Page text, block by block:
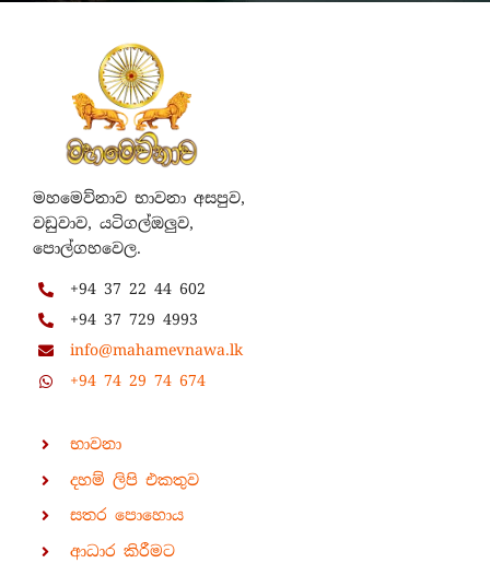
මහමෙව්නාව භාවනා අසපුව,
වඩුවාව, යටිගල්ඔලුව,
පොල්ගහවෙල.
+94 37 22 44 602
+94 37 729 4993
info@mahamevnawa.lk
+94 74 29 74 674
භාවනා
දහම් ලිපි එකතුව
සතර පොහොය
ආධාර කිරීමට